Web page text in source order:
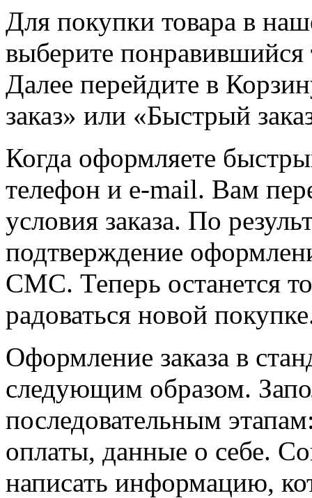
Для покупки товара в
выберите понравившийся
Далее перейдите в
заказ» или «Быстрый
Когда оформляете
телефон и e-mail. Вам
условия заказа. По
подтверждение
СМС. Теперь останется
радоваться новой
Оформление заказа в
следующим образом.
последовательным
оплаты, данные о себе.
написать информацию,